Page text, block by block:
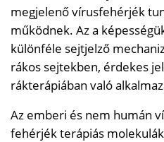
megjelenő vírusfehérjék
működnek. Az a
különféle sejtjelző
rákos sejtekben, érdekes
rákterápiában való
Az emberi és nem humán
fehérjék terápiás